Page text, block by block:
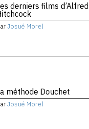
derniers films d’Alfred
Josué Morel
méthode Douchet
Josué Morel